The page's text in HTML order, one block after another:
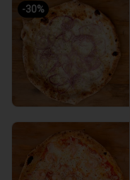
-30%